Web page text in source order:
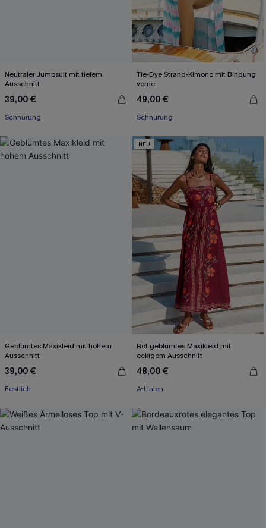
Neutraler Jumpsuit mit tiefem
Ausschnitt
39,00 €
Schnürung
Tie-Dye Strand-Kimono mit Bindung
vorne
49,00 €
Schnürung
Geblümtes Maxikleid mit hohem
Ausschnitt
39,00 €
Festlich
NEU
Rot geblümtes Maxikleid mit
eckigem Ausschnitt
48,00 €
A-Linien